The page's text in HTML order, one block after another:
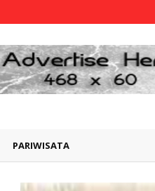
PARIWISATA